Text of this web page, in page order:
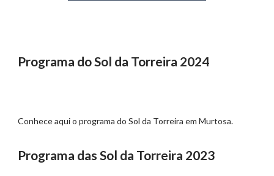
Programa do Sol da Torreira 2024
Conhece aqui o programa do Sol da Torreira em Murtosa.
Programa das Sol da Torreira 2023